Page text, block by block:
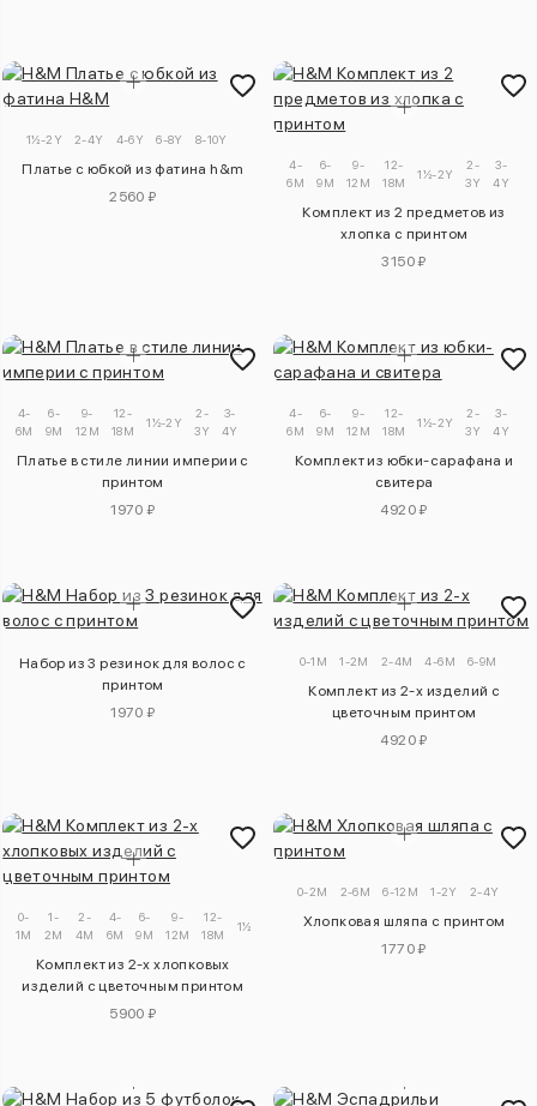
1½-2Y 2-4Y 4-6Y 6-8Y 8-10Y
Платье с юбкой из фатина h&m
2560 ₽
4-
6M
6-
9M
9-
12M
12-
18M
1½-2Y
2-
3Y
3-
4Y
Комплект из 2 предметов из
хлопка с принтом
3150 ₽
4-
6M
6-
9M
9-
12M
12-
18M
1½-2Y
2-
3Y
3-
4Y
Платье в стиле линии империи с
принтом
1970 ₽
4-
6M
6-
9M
9-
12M
12-
18M
1½-2Y
2-
3Y
3-
4Y
Комплект из юбки-сарафана и
свитера
4920 ₽
Набор из 3 резинок для волос с
принтом
1970 ₽
0-1M 1-2M 2-4M 4-6M 6-9M
Комплект из 2-х изделий с
цветочным принтом
4920 ₽
0-
1M
1-
2M
2-
4M
4-
6M
6-
9M
9-
12M
12-
18M
1½-2Y
Комплект из 2-х хлопковых
изделий с цветочным принтом
5900 ₽
0-2M 2-6M 6-12M 1-2Y 2-4Y
Хлопковая шляпа с принтом
1770 ₽